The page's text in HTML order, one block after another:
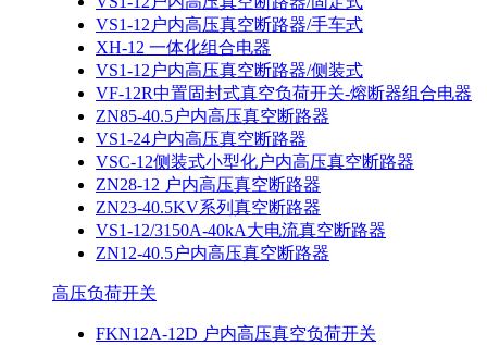
VS1-12户内高压真空断路器/手车式
XH-12 一体化组合电器
VS1-12户内高压真空断路器/侧装式
VF-12R中置固封式真空负荷开关-熔断器组合电器
ZN85-40.5户内高压真空断路器
VS1-24户内高压真空断路器
VSC-12侧装式小型化户内高压真空断路器
ZN28-12 户内高压真空断路器
ZN23-40.5KV系列真空断路器
VS1-12/3150A-40kA大电流真空断路器
ZN12-40.5户内高压真空断路器
高压负荷开关
FKN12A-12D 户内高压真空负荷开关